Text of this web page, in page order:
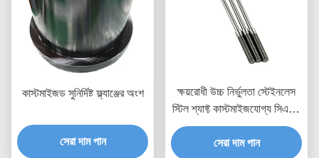
কাস্টমাইজড সুনির্দিষ্ট ফ্ল্যাঞ্জের অংশ
সেরা দাম পান
ক্ষয়রোধী উচ্চ নির্ভুলতা স্টেইনলেস
স্টিল শ্যাফ্ট কাস্টমাইজযোগ্য সিএনসি
মেশিনেড শ্যাফ্ট পার্টস
সেরা দাম পান